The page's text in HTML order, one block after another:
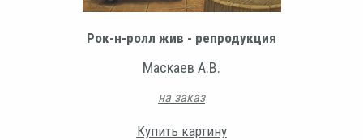
Рок-н-ролл жив - репродукция
Маскаев А.В.
на заказ
Купить картину